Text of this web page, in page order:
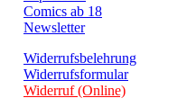
Comics ab 18
Newsletter
Widerrufsbelehrung
Widerrufsformular
Widerruf (Online)